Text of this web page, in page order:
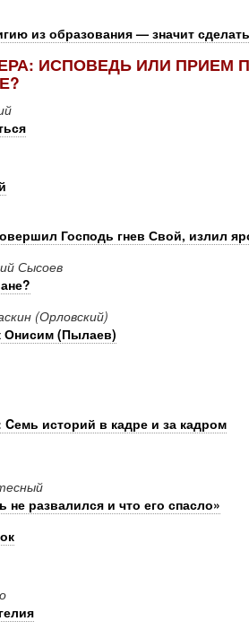
из образования — значит
ИСПОВЕДЬ ИЛИ ПРИЕМ
Господь гнев Свой, излил
Сысоев
(Орловский)
Онисим (Пылаев)
историй в кадре и за кадром
не развалился и что его спасло»